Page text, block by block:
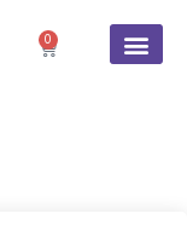
0